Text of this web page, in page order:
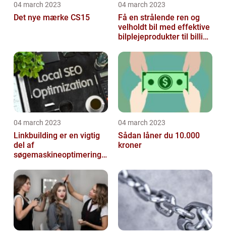
04 march 2023
Det nye mærke CS15
04 march 2023
Få en strålende ren og
velholdt bil med effektive
bilplejeprodukter til billige
04 march 2023
Linkbuilding er en vigtig
del af
søgemaskineoptimeringe
04 march 2023
Sådan låner du 10.000
kroner